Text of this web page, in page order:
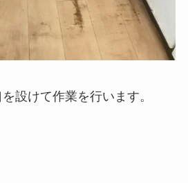
設けて作業を行います。